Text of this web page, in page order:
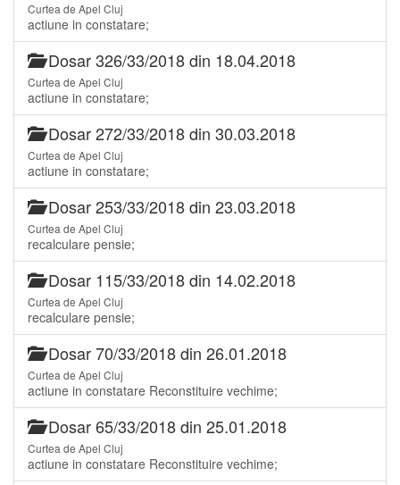
Curtea de Apel Cluj
actiune in constatare;
Dosar 326/33/2018 din 18.04.2018
Curtea de Apel Cluj
actiune in constatare;
Dosar 272/33/2018 din 30.03.2018
Curtea de Apel Cluj
actiune in constatare;
Dosar 253/33/2018 din 23.03.2018
Curtea de Apel Cluj
recalculare pensie;
Dosar 115/33/2018 din 14.02.2018
Curtea de Apel Cluj
recalculare pensie;
Dosar 70/33/2018 din 26.01.2018
Curtea de Apel Cluj
actiune in constatare Reconstituire vechime;
Dosar 65/33/2018 din 25.01.2018
Curtea de Apel Cluj
actiune in constatare Reconstituire vechime;